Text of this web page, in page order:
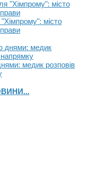
місто
медик розповів